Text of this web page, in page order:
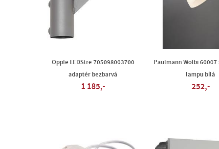
Opple LEDStre 705098003700
adaptér bezbarvá
1 185,-
Paulmann Wolbi
lampu bílá
252,-